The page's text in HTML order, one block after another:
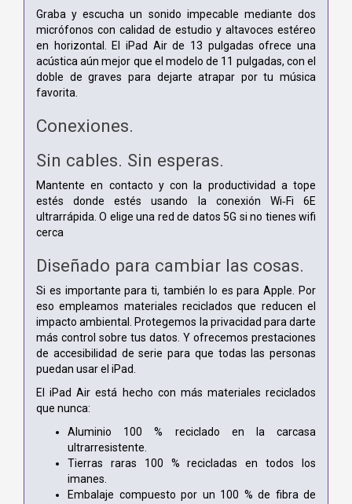
Graba y escucha un sonido impecable mediante dos
micrófonos con calidad de estudio y altavoces estéreo
en horizontal. El iPad Air de 13 pulgadas ofrece una
acústica aún mejor que el modelo de 11 pulgadas, con el
doble de graves para dejarte atrapar por tu música
favorita.
Conexiones.
Sin cables. Sin esperas.
Mantente en contacto y con la productividad a tope
estés donde estés usando la conexión Wi‑Fi 6E
ultrarrápida. O elige una red de datos 5G si no tienes wifi
cerca
Diseñado para cambiar las cosas.
Si es importante para ti, también lo es para Apple. Por
eso empleamos materiales reciclados que reducen el
impacto ambiental. Protegemos la privacidad para darte
más control sobre tus datos. Y ofrecemos prestaciones
de accesibilidad de serie para que todas las personas
puedan usar el iPad.
El iPad Air está hecho con más materiales reciclados
que nunca:
Aluminio 100 % reciclado en la carcasa
ultrarresistente.
Tierras raras 100 % recicladas en todos los
imanes.
Embalaje compuesto por un 100 % de fibra de